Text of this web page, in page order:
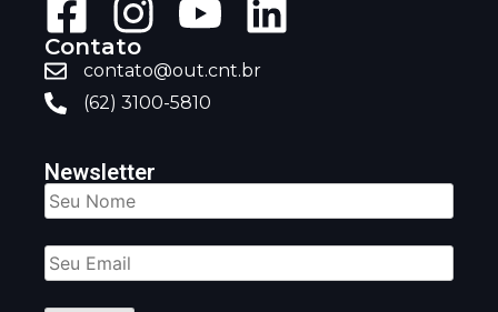
Contato
contato@out.cnt.br
(62) 3100-5810
Newsletter